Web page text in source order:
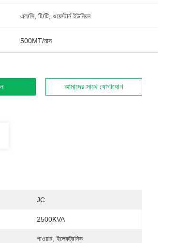
এল/সি, টি/টি, ওয়েস্টার্ন ইউনিয়ন
500MT/মাস
আমাদের সাথে যোগাযোগ
JC
2500KVA
পাওয়ার, ইলেকট্রনিক